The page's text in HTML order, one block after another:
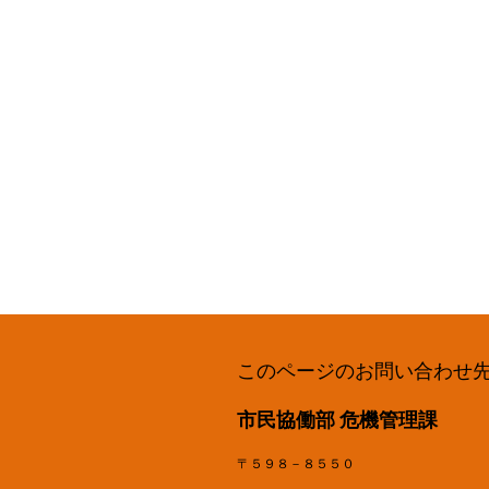
このページのお問い合わせ
市民協働部 危機管理課
〒５９８－８５５０